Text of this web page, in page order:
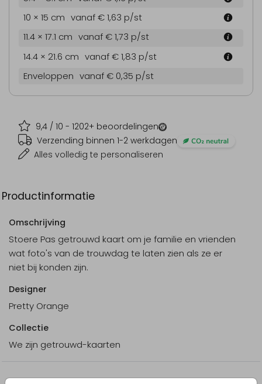
9,4 / 10 - 1202+ beoordelingen
Verzending binnen 1-2 werkdagen
Alles volledig te personaliseren
10 × 15 cm vanaf € 1,63 p/st
11.4 × 17.1 cm vanaf € 1,73 p/st
14.4 × 21.6 cm vanaf € 1,83 p/st
Enveloppen vanaf € 0,35 p/st
Productinformatie
Omschrijving
Stoere Pas getrouwd kaart om je familie en vrienden
wat foto's van de trouwdag te laten zien als ze er
niet bij konden zijn.
Designer
Pretty Orange
Collectie
We zijn getrouwd-kaarten